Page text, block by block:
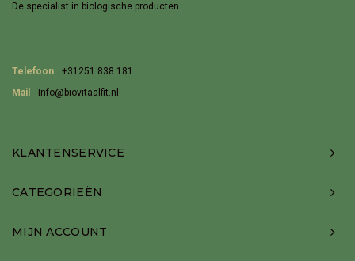
De specialist in biologische producten
Telefoon
+31251 838 181
Mail
Info@biovitaalfit.nl
KLANTENSERVICE
CATEGORIEËN
MIJN ACCOUNT